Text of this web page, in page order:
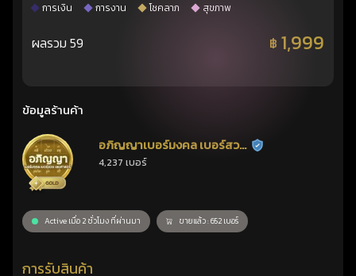
การเงิน การงาน โชคลาภ สุขภาพ
ผลรวม 59 ฿ 1,999
ข้อมูลร้านค้า
อภิญญาเบอร์มงคล เบอร์สวย
เลขศาสตร์
ร้านยืนยันแล้ว
4,237 เบอร์
Active เมื่อ 2 ชั่วโมง ที่ผ่านมา ขายแล้ว : 652 เบอร์
การรับสินค้า